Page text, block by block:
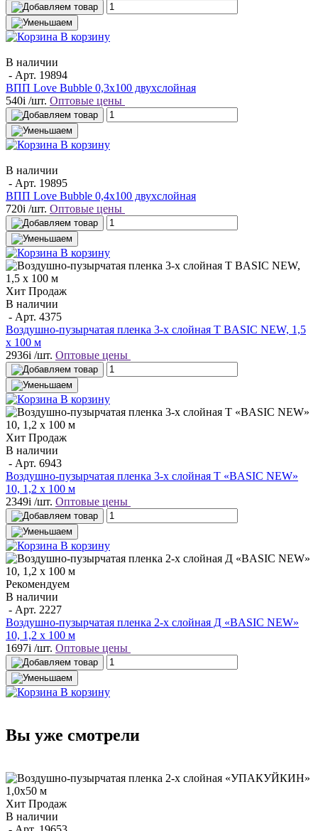
В корзину
В наличии
- Арт. 19894
ВПП Love Bubble 0,3х100 двухслойная
540i /шт. Оптовые цены
В корзину
В наличии
- Арт. 19895
ВПП Love Bubble 0,4х100 двухслойная
720i /шт. Оптовые цены
В корзину
Хит Продаж
В наличии
- Арт. 4375
Воздушно-пузырчатая пленка 3-х слойная T BASIC NEW, 1,5
х 100 м
2936i /шт. Оптовые цены
В корзину
Хит Продаж
В наличии
- Арт. 6943
Воздушно-пузырчатая пленка 3-х слойная T «BASIC NEW»
10, 1,2 х 100 м
2349i /шт. Оптовые цены
В корзину
Рекомендуем
В наличии
- Арт. 2227
Воздушно-пузырчатая пленка 2-х слойная Д «BASIC NEW»
10, 1,2 х 100 м
1697i /шт. Оптовые цены
В корзину
Вы уже смотрели
Хит Продаж
В наличии